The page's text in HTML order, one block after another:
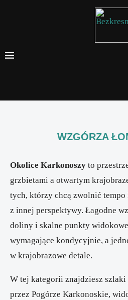
WZGÓRZA
Okolice Karkonoszy to
grzbietami a otwartym
tych, którzy chcą zwolnić
z innej perspektywy. Łagodne
doliny i skalne punkty
wymagające kondycyjnie, a
w krajobrazowe detale.
W tej kategorii znajdziesz szlaki
przez Pogórze Karkonoskie,